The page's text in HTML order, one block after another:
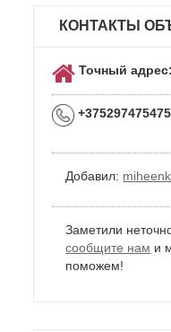
КОНТАКТЫ
Точный
Добавил:
Заметили
сообщите нам и
поможем!